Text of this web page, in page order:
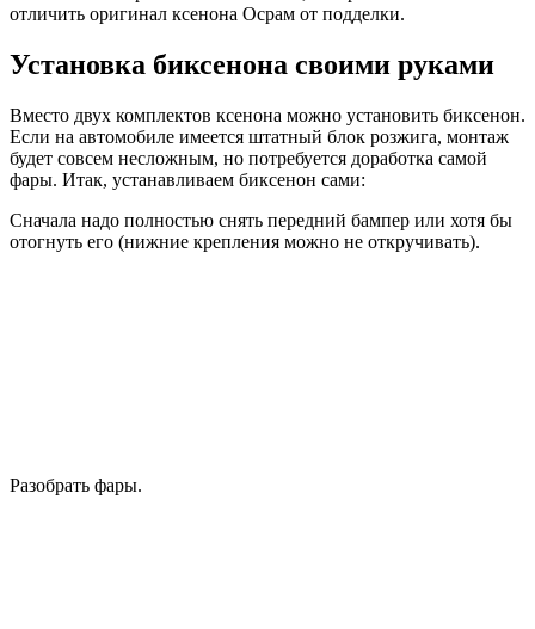
отличить оригинал ксенона Осрам от подделки.
Установка биксенона своими руками
Вместо двух комплектов ксенона можно установить биксенон.
Если на автомобиле имеется штатный блок розжига, монтаж
будет совсем несложным, но потребуется доработка самой
фары. Итак, устанавливаем биксенон сами:
Сначала надо полностью снять передний бампер или хотя бы
отогнуть его (нижние крепления можно не откручивать).
Разобрать фары.